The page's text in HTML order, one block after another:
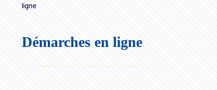
ligne
Démarches en ligne